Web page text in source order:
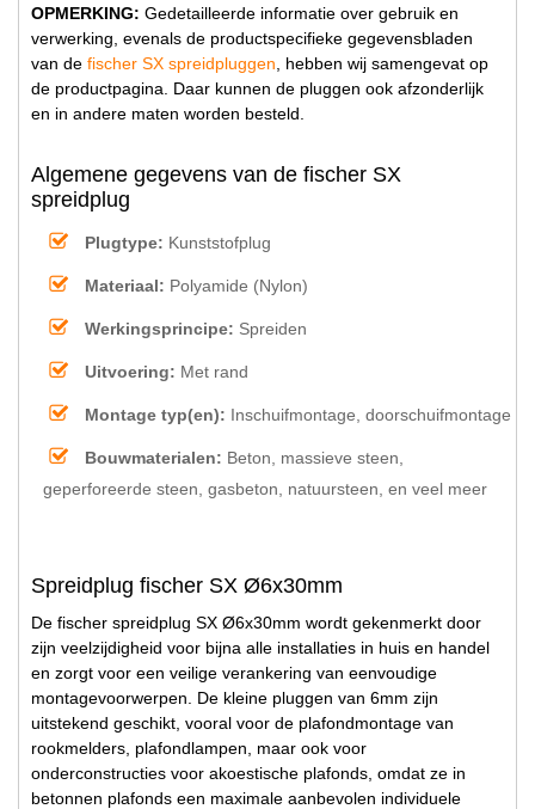
OPMERKING: Gedetailleerde informatie over gebruik en
verwerking, evenals de productspecifieke gegevensbladen
van de fischer SX spreidpluggen , hebben wij samengevat op
de productpagina. Daar kunnen de pluggen ook afzonderlijk
en in andere maten worden besteld.
Algemene gegevens van de fischer SX
spreidplug
Plugtype: Kunststofplug
Materiaal: Polyamide (Nylon)
Werkingsprincipe: Spreiden
Uitvoering: Met rand
Montage typ(en): Inschuifmontage, doorschuifmontage
Bouwmaterialen: Beton, massieve steen,
geperforeerde steen, gasbeton, natuursteen, en veel meer
Spreidplug fischer SX Ø6x30mm
De fischer spreidplug SX Ø6x30mm wordt gekenmerkt door
zijn veelzijdigheid voor bijna alle installaties in huis en handel
en zorgt voor een veilige verankering van eenvoudige
montagevoorwerpen. De kleine pluggen van 6mm zijn
uitstekend geschikt, vooral voor de plafondmontage van
rookmelders, plafondlampen, maar ook voor
onderconstructies voor akoestische plafonds, omdat ze in
betonnen plafonds een maximale aanbevolen individuele